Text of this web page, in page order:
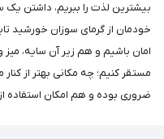
بیشترین لذت را ببریم، داشتن
خودمان از گرمای سوزان خورشید
امان باشیم و هم زیر آن سایه،
مستقر کنیم؛ چه مکانی بهتر از
ضروری بوده و هم امکان استفاده